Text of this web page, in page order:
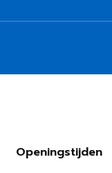
Openingstijden